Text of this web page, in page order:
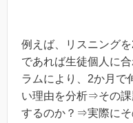
例えば、リスニング
であれば生徒個人に
ラムにより、2か月で
い理由を分析⇒その
するのか？⇒実際に